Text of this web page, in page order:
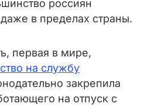
россиян
в пределах страны.
первая в мире,
на службу
закрепила
на отпуск с